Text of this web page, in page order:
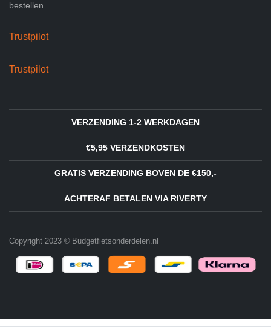
bestellen.
Trustpilot
Trustpilot
VERZENDING 1-2 WERKDAGEN
€5,95 VERZENDKOSTEN
GRATIS VERZENDING BOVEN DE €150,-
ACHTERAF BETALEN VIA RIVERTY
Copyright 2023 © Budgetfietsonderdelen.nl